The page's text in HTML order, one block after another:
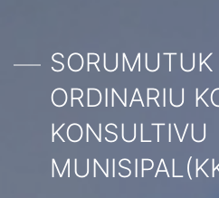
SORUMUTUK
ORDINARIU
KONSULTIVU